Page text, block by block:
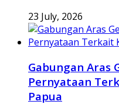
23 July, 2026
Gabungan Aras
Pernyataan
Papua